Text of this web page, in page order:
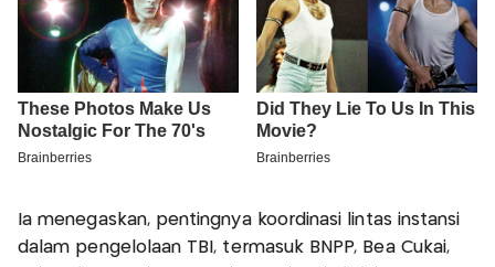
Ia menegaskan, pentingnya koordinasi lintas instansi
dalam pengelolaan TBI, termasuk BNPP, Bea Cukai,